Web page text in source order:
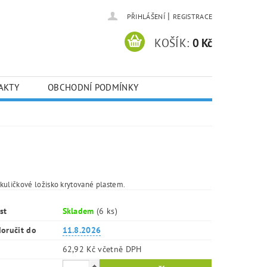
PŘIHLÁŠENÍ | REGISTRACE
KOŠÍK: 0 Kč
OBCHODNÍ PODMÍNKY
ložisko krytované plastem.
Skladem(6 ks)
do
11.8.2026
62,92 Kč včetně DPH